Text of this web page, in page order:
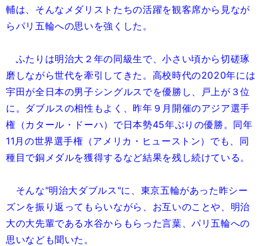
輔は、そんなメダリストたちの活躍を観客席から見なが
らパリ五輪への思いを強くした。
ふたりは明治大２年の同級生で、小さい頃から切磋琢
磨しながら世代を牽引してきた。高校時代の2020年には
宇田が全日本の男子シングルスでを優勝し、戸上が３位
に。ダブルスの相性もよく、昨年９月開催のアジア選手
権（カタール・ドーハ）で日本勢45年ぶりの優勝。同年
11月の世界選手権（アメリカ・ヒューストン）でも、同
種目で銅メダルを獲得するなど結果を残し続けている。
そんな"明治大ダブルス"に、東京五輪があった昨シー
ズンを振り返ってもらいながら、お互いのことや、明治
大の大先輩である水谷からもらった言葉、パリ五輪への
思いなども聞いた。